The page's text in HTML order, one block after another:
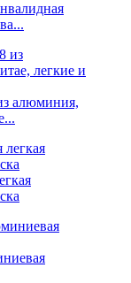
алюминия,